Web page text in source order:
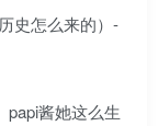
papi酱她这么生